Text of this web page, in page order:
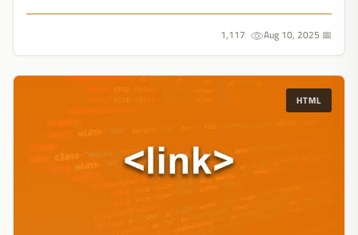
📅 Aug 10, 2025
HTML